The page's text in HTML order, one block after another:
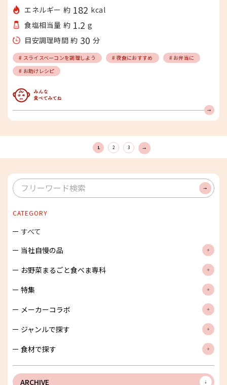
エネルギー 約 182 kcal
食塩相当量 約 1.2 g
目安調理時間 約 30 分
# スライスベーコンを調理しよう # 夜食におすすめ
# お弁当に
# お助けレシピ
みんな食べてみてね
1 2 3
次
へ
検
CATEGORY
すべて
当社自慢の品
お野菜まるごと食べま専科
特集
メーカーコラボ
ジャンルで探す
食材で探す
ARCHIVE